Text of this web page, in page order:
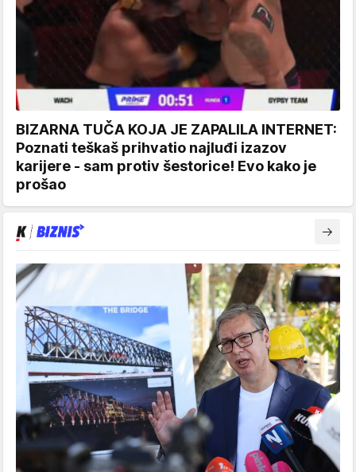
BIZARNA TUČA KOJA JE ZAPALILA INTERNET:
Poznati teškaš prihvatio najluđi izazov
karijere - sam protiv šestorice! Evo kako je
prošao